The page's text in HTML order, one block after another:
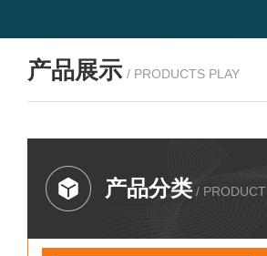
产品展示 / PRODUCTS PLAY
产品分类 / PRODUCT